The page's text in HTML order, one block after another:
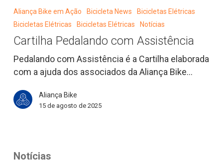
Pedalando
com
Aliança Bike em Ação Bicicleta News
Bicicletas Elétricas
Bicicletas Elétricas
Bicicletas Elétricas Notícias
Cartilha Pedalando com Assistência
Pedalando com Assistência é a Cartilha elaborada
com a ajuda dos associados da Aliança Bike…
Aliança Bike
15 de agosto de 2025
Notícias